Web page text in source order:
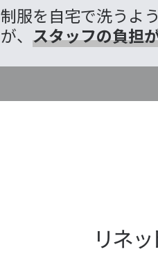
制服を自宅で洗うよ
が、 スタッフの負担
リネッ